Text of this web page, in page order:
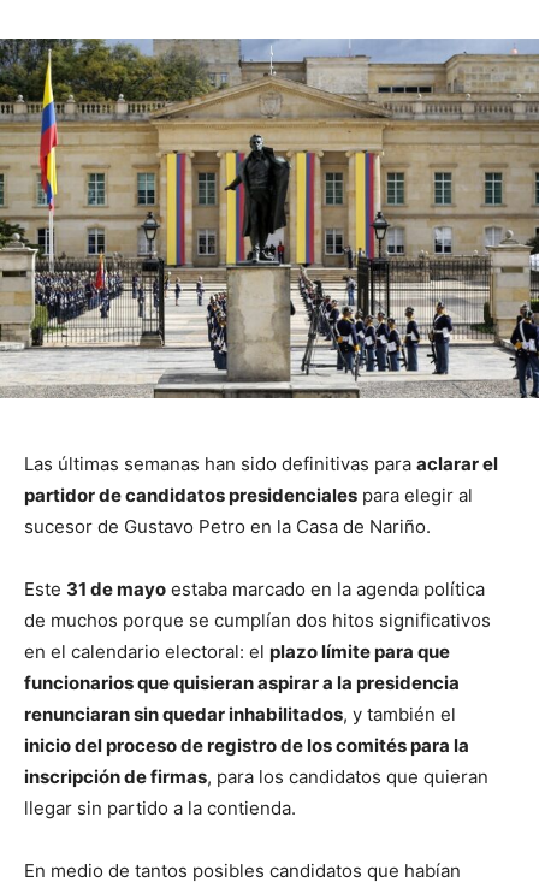
Las últimas semanas han sido definitivas para aclarar el
partidor de candidatos presidenciales para elegir al
sucesor de Gustavo Petro en la Casa de Nariño.
Este 31 de mayo estaba marcado en la agenda política
de muchos porque se cumplían dos hitos significativos
en el calendario electoral: el plazo límite para que
funcionarios que quisieran aspirar a la presidencia
renunciaran sin quedar inhabilitados, y también el
inicio del proceso de registro de los comités para la
inscripción de firmas, para los candidatos que quieran
llegar sin partido a la contienda.
En medio de tantos posibles candidatos que habían